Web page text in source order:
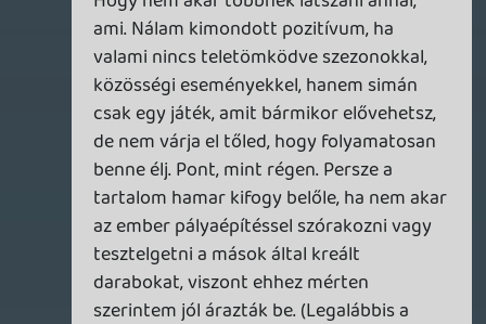
TheReturnOfDVM 2024.01.02 09:52:41
Doberman 2024.01.03 18:28:25 #1yyrq
Így van, Köszönjük a podcastet! A board
tagokból 2 is jelen volt, ami elég jó arány.
Reméljük Liquid apjok szintén szuperül
Mackó még mindig sokat beszél, de már jó
hallgatni, lehet a sör teszi 😉. Valahol
benne látom az esszenciát tovább vinni a
nextgenbe.
Az oldal továbbra is fontos sarokkő, csak
közben mi öregszünk. Mindenkinek Boldog
Újévet Kívánok!